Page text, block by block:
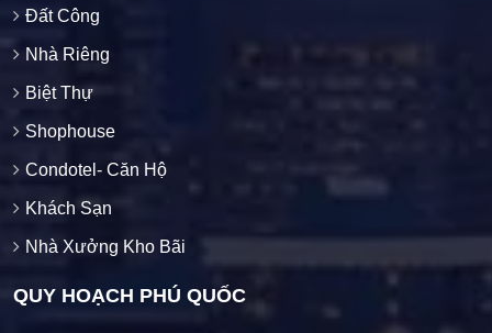
Đất Công
Nhà Riêng
Biệt Thự
Shophouse
Condotel- Căn Hộ
Khách Sạn
Nhà Xưởng Kho Bãi
QUY HOẠCH PHÚ QUỐC